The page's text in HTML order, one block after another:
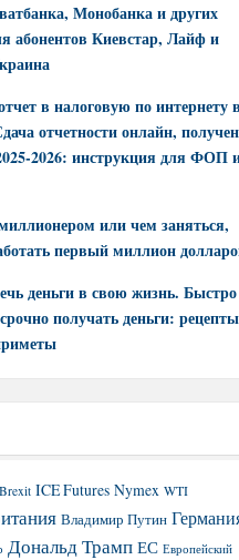
Монобанка и других
абонентов Киевстар, Лайф и
в налоговую по интернету в
отчетности онлайн,
2026: инструкция для ФОП
или чем заняться,
первый миллион
деньги в свою жизнь. Быстро
получать деньги:
Brexit ICE Futures Nymex WTI
Владимир Путин
Дональд Трамп ЕС Европейский